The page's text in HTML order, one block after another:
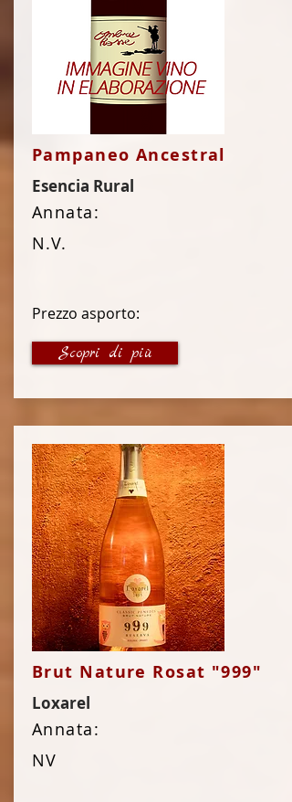
Pampaneo Ancestral
Esencia Rural
Annata:
N.V.
Prezzo asporto:
14 €Scopri di più
Brut Nature Rosat "999"
Loxarel
Annata:
NV